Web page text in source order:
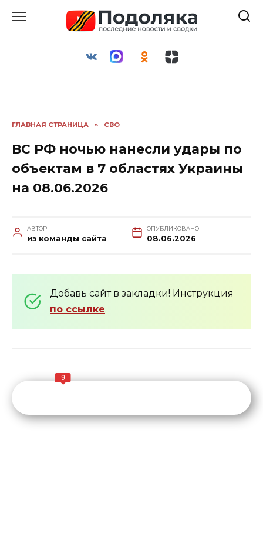
ГЛАВНАЯ СТРАНИЦА » СВО
ВС РФ ночью нанесли удары по
объектам в 7 областях Украины
на 08.06.2026
АВТОР
из команды сайта
ОПУБЛИКОВАНО
08.06.2026
Добавь сайт в закладки! Инструкция
по ссылке.
9